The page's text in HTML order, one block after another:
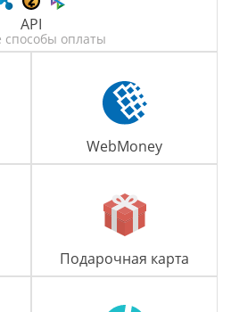
API
способы оплаты
WebMoney
Подарочная карта